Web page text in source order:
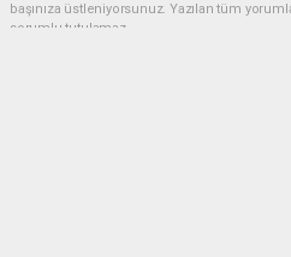
başınıza üstleniyorsunuz. Yazılan tüm
sorumlu tutulamaz.